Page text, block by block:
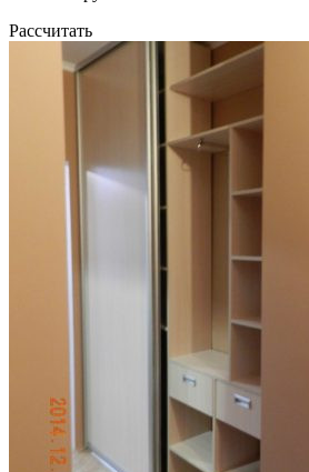
Рассчитать